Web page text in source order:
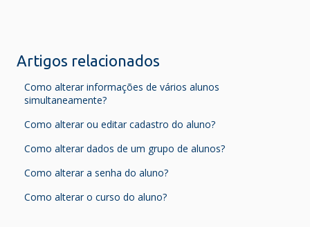
Artigos relacionados
Como alterar informações de vários alunos
simultaneamente?
Como alterar ou editar cadastro do aluno?
Como alterar dados de um grupo de alunos?
Como alterar a senha do aluno?
Como alterar o curso do aluno?